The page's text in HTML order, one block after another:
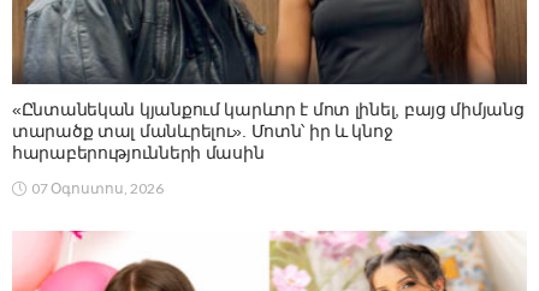
«Ընտանեկան կյանքում կարևոր է մոտ լինել, բայց միմյանց
տարածք տալ մանևրելու». Մոտն՝ իր և կնոջ
հարաբերությունների մասին
07 Օգոստոս, 2026